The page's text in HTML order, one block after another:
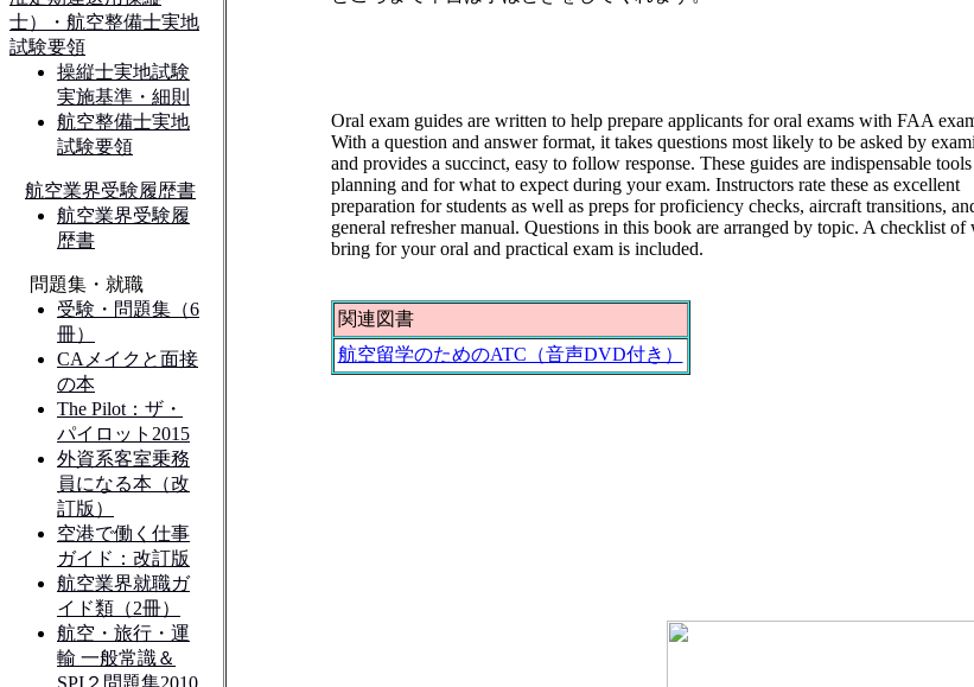
Oral exam guides are written to help prepare applicants for oral exams with FAA
With a question and answer format, it takes questions most likely to be asked by
and provides a succinct, easy to follow response. These guides are indispensable
planning and for what to expect during your exam. Instructors rate these as excellent
preparation for students as well as preps for proficiency checks, aircraft transitions,
general refresher manual. Questions in this book are arranged by topic. A checklist of
bring for your oral and practical exam is included.
関連図書
航空留学のためのATC（音声DVD付き）